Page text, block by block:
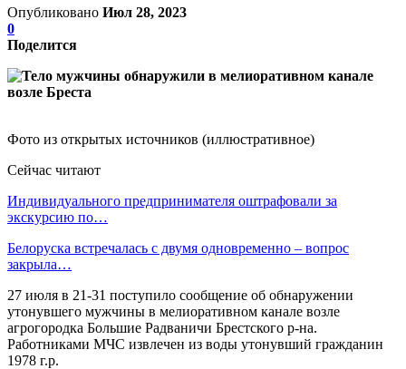
Опубликовано Июл 28, 2023
0
Поделится
Фото из открытых источников (иллюстративное)
Сейчас читают
Индивидуального предпринимателя оштрафовали за
экскурсию по…
Белоруска встречалась с двумя одновременно – вопрос
закрыла…
27 июля в 21-31 поступило сообщение об обнаружении
утонувшего мужчины в мелиоративном канале возле
агрогородка Большие Радваничи Брестского р-на.
Работниками МЧС извлечен из воды утонувший гражданин
1978 г.р.